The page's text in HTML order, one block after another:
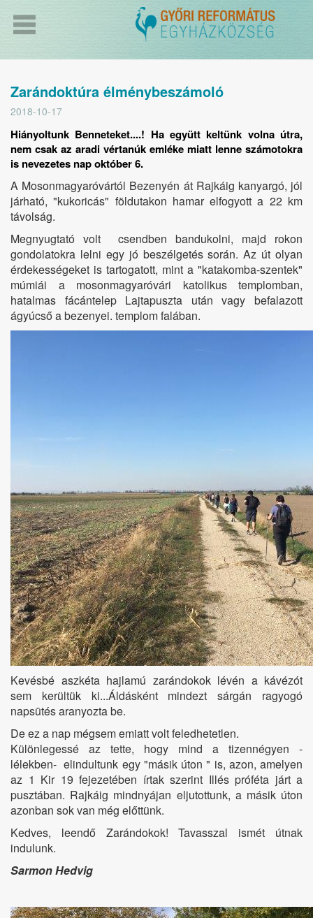
Zarándoktúra élménybeszámoló
2018-10-17
Hiányoltunk Benneteket....! Ha együtt keltünk volna útra,
nem csak az aradi vértanúk emléke miatt lenne számotokra
is nevezetes nap október 6.
A Mosonmagyaróvártól Bezenyén át Rajkáig kanyargó, jól
járható, "kukoricás" földutakon hamar elfogyott a 22 km
távolság.
Megnyugtató volt csendben bandukolni, majd rokon
gondolatokra lelni egy jó beszélgetés során. Az út olyan
érdekességeket is tartogatott, mint a "katakomba-szentek"
múmiái a mosonmagyaróvári katolikus templomban,
hatalmas fácántelep Lajtapuszta után vagy befalazott
ágyúcső a bezenyei. templom falában.
Kevésbé aszkéta hajlamú zarándokok lévén a kávézót
sem kerültük ki...Áldásként mindezt sárgán ragyogó
napsütés aranyozta be.
De ez a nap mégsem emiatt volt feledhetetlen.
Különlegessé az tette, hogy mind a tizennégyen -
lélekben- elindultunk egy "másik úton " is, azon, amelyen
az 1 Kir 19 fejezetében írtak szerint Illés próféta járt a
pusztában. Rajkáig mindnyájan eljutottunk, a másik úton
azonban sok van még előttünk.
Kedves, leendő Zarándokok! Tavasszal ismét útnak
indulunk.
Sarmon Hedvig